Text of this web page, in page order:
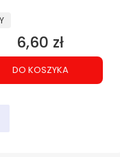
Cena
6,60 zł
DO KOSZYKA